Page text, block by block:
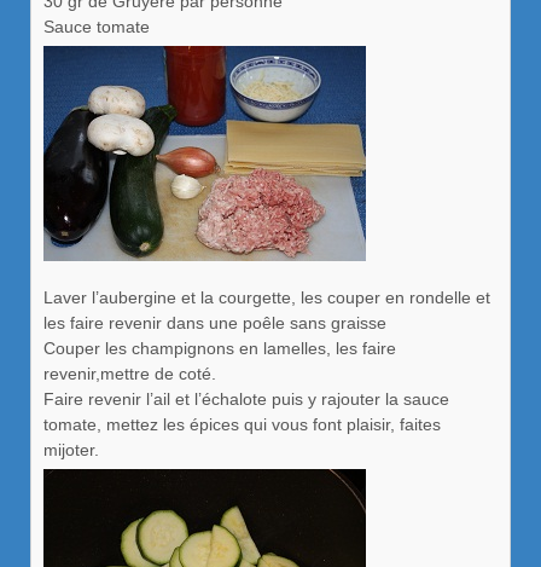
Sauce tomate
Laver l’aubergine et la courgette, les couper en rondelle et
les faire revenir dans une poêle sans graisse
Couper les champignons en lamelles, les faire
revenir,mettre de coté.
Faire revenir l’ail et l’échalote puis y rajouter la sauce
tomate, mettez les épices qui vous font plaisir, faites
mijoter.